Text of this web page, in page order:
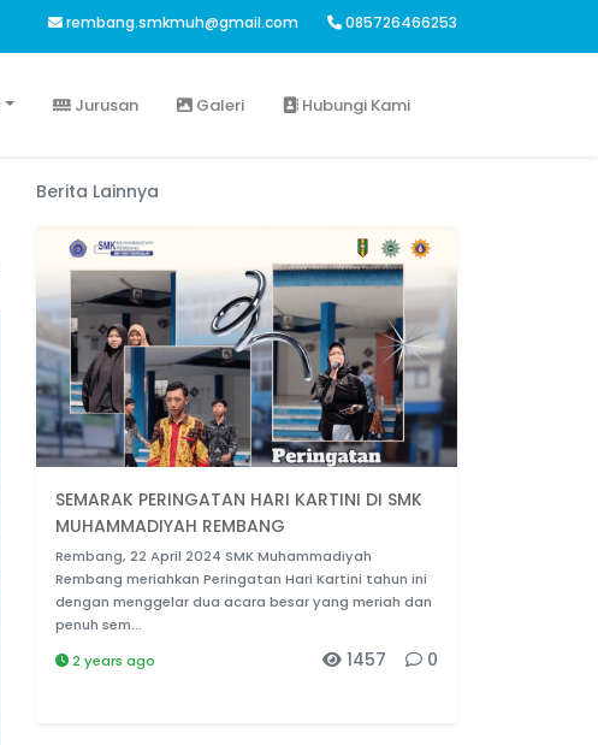
085726466253
rembang.smkmuh@gmail.com
Jurusan Galeri Hubungi Kami
Berita Lainnya
SEMARAK PERINGATAN HARI KARTINI DI SMK
MUHAMMADIYAH REMBANG
Rembang, 22 April 2024 SMK Muhammadiyah
Rembang meriahkan Peringatan Hari Kartini tahun ini
dengan menggelar dua acara besar yang meriah dan
penuh sem...
2 years ago
0
1457